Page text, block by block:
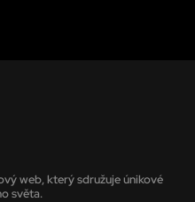
web, který sdružuje únikové
světa.